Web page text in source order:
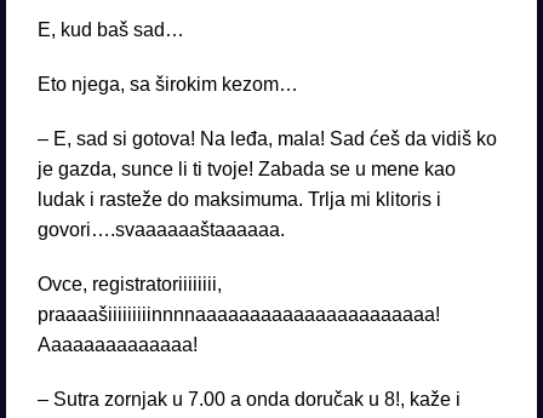
E, kud baš sad…
Eto njega, sa širokim kezom…
– E, sad si gotova! Na leđa, mala! Sad ćeš da vidiš ko
je gazda, sunce li ti tvoje! Zabada se u mene kao
ludak i rasteže do maksimuma. Trlja mi klitoris i
govori….svaaaaaaštaaaaaa.
Ovce, registratoriiiiiiii,
praaaašiiiiiiiiinnnnaaaaaaaaaaaaaaaaaaaaaa!
Aaaaaaaaaaaaaa!
– Sutra zornjak u 7.00 a onda doručak u 8!, kaže i